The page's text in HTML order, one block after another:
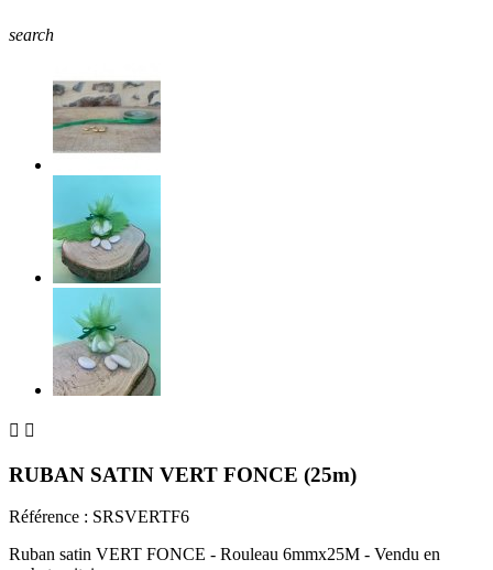
search
 
RUBAN SATIN VERT FONCE (25m)
Référence : SRSVERTF6
Ruban satin VERT FONCE - Rouleau 6mmx25M - Vendu en